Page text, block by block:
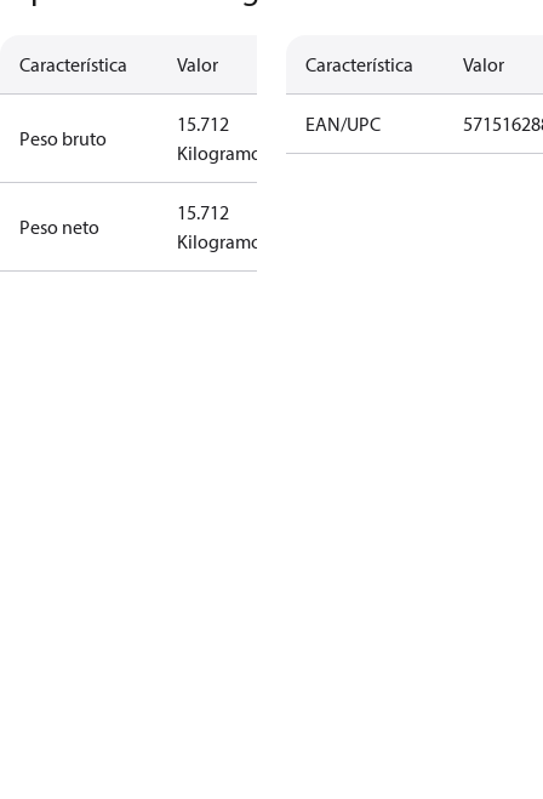
Característica Valor
Peso bruto
15.712
Kilogramo
Peso neto
15.712
Kilogramo
Característica Valor
EAN/UPC